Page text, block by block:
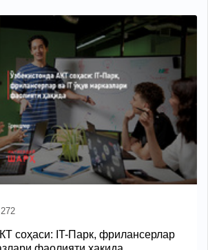
272
соҳаси: IT-Парк, фрилансерлар